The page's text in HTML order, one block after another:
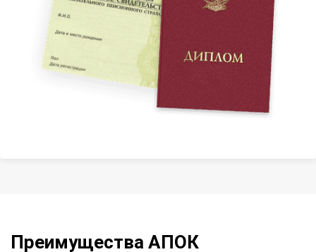
Преимущества АПОК